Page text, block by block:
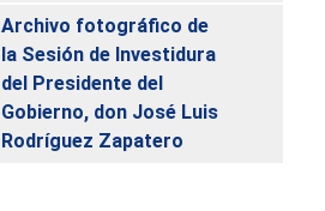
Archivo fotográfico de
la Sesión de Investidura
del Presidente del
Gobierno, don José Luis
Rodríguez Zapatero